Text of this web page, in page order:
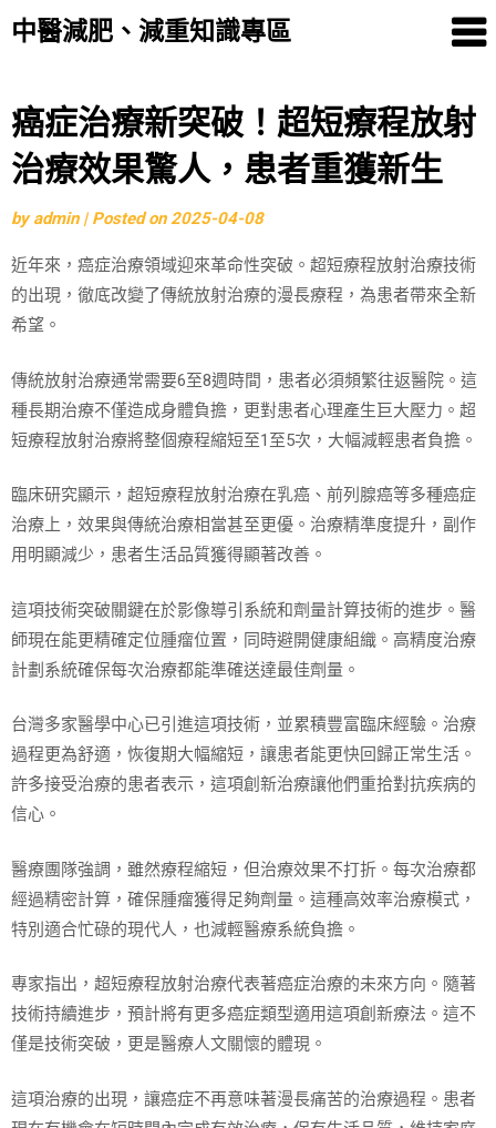
中醫減肥、減重知識專區
Skip
to
content
癌症治療新突破！超短療程放射
治療效果驚人，患者重獲新生
byadmin | Posted on2025-04-08
近年來，癌症治療領域迎來革命性突破。超短療程放射治療技術
的出現，徹底改變了傳統放射治療的漫長療程，為患者帶來全新
希望。
傳統放射治療通常需要6至8週時間，患者必須頻繁往返醫院。這
種長期治療不僅造成身體負擔，更對患者心理產生巨大壓力。超
短療程放射治療將整個療程縮短至1至5次，大幅減輕患者負擔。
臨床研究顯示，超短療程放射治療在乳癌、前列腺癌等多種癌症
治療上，效果與傳統治療相當甚至更優。治療精準度提升，副作
用明顯減少，患者生活品質獲得顯著改善。
這項技術突破關鍵在於影像導引系統和劑量計算技術的進步。醫
師現在能更精確定位腫瘤位置，同時避開健康組織。高精度治療
計劃系統確保每次治療都能準確送達最佳劑量。
台灣多家醫學中心已引進這項技術，並累積豐富臨床經驗。治療
過程更為舒適，恢復期大幅縮短，讓患者能更快回歸正常生活。
許多接受治療的患者表示，這項創新治療讓他們重拾對抗疾病的
信心。
醫療團隊強調，雖然療程縮短，但治療效果不打折。每次治療都
經過精密計算，確保腫瘤獲得足夠劑量。這種高效率治療模式，
特別適合忙碌的現代人，也減輕醫療系統負擔。
專家指出，超短療程放射治療代表著癌症治療的未來方向。隨著
技術持續進步，預計將有更多癌症類型適用這項創新療法。這不
僅是技術突破，更是醫療人文關懷的體現。
這項治療的出現，讓癌症不再意味著漫長痛苦的治療過程。患者